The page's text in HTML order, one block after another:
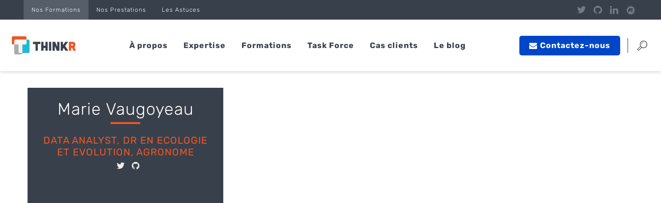
Nos Formations Nos Prestations Les Astuces
À propos Expertise Formations Task Force Cas clients Le blog Contactez-nous
Marie Vaugoyeau
DATA ANALYST, DR EN ECOLOGIE
ET EVOLUTION, AGRONOME
Panneau de gestion des cookies